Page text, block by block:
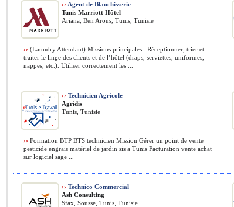
›› Agent de Blanchisserie
Tunis Marriott Hôtel
Ariana, Ben Arous, Tunis, Tunisie
›› (Laundry Attendant) Missions principales : Réceptionner, trier et
traiter le linge des clients et de l’hôtel (draps, serviettes, uniformes,
nappes, etc.). Utiliser correctement les ...
›› Technicien Agricole
Agridis
Tunis, Tunisie
›› Formation BTP BTS technicien Mission Gérer un point de vente
pesticide engrais matériel de jardin sis a Tunis Facturation vente achat
sur logiciel sage ...
›› Technico Commercial
Ash Consulting
Sfax, Sousse, Tunis, Tunisie